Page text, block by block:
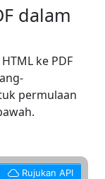
dalam
ke PDF
permulaan
Rujukan API